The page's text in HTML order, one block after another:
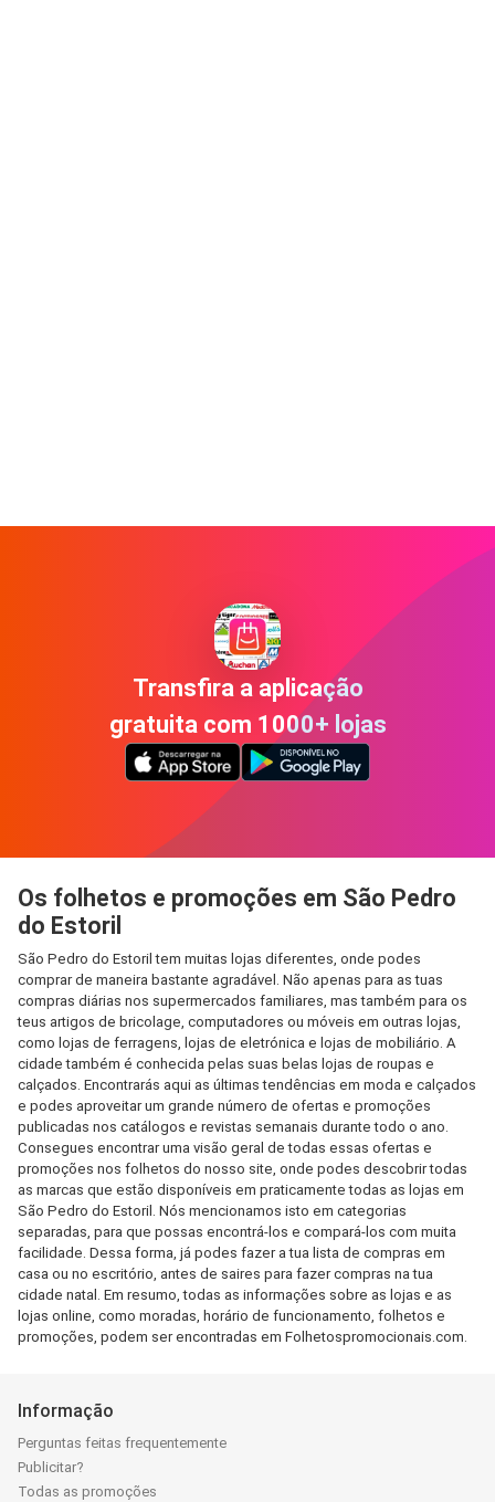
Transfira a aplicação
gratuita com 1000+ lojas
Os folhetos e promoções em São Pedro
do Estoril
São Pedro do Estoril tem muitas lojas diferentes, onde podes
comprar de maneira bastante agradável. Não apenas para as tuas
compras diárias nos supermercados familiares, mas também para os
teus artigos de bricolage, computadores ou móveis em outras lojas,
como lojas de ferragens, lojas de eletrónica e lojas de mobiliário. A
cidade também é conhecida pelas suas belas lojas de roupas e
calçados. Encontrarás aqui as últimas tendências em moda e calçados
e podes aproveitar um grande número de ofertas e promoções
publicadas nos catálogos e revistas semanais durante todo o ano.
Consegues encontrar uma visão geral de todas essas ofertas e
promoções nos folhetos do nosso site, onde podes descobrir todas
as marcas que estão disponíveis em praticamente todas as lojas em
São Pedro do Estoril. Nós mencionamos isto em categorias
separadas, para que possas encontrá-los e compará-los com muita
facilidade. Dessa forma, já podes fazer a tua lista de compras em
casa ou no escritório, antes de saires para fazer compras na tua
cidade natal. Em resumo, todas as informações sobre as lojas e as
lojas online, como moradas, horário de funcionamento, folhetos e
promoções, podem ser encontradas em Folhetospromocionais.com.
Informação
Perguntas feitas frequentemente
Publicitar?
Todas as promoções